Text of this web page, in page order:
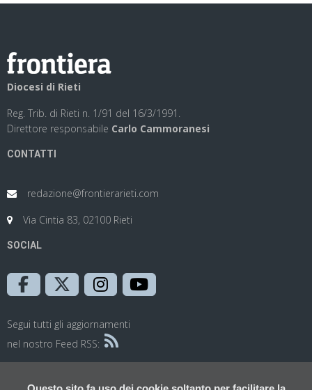
Diocesi di Rieti
Reg. Trib. di Rieti n. 1/91 del 16/3/1991.
Direttore responsabile Carlo Cammoranesi
CONTATTI
redazione@frontierarieti.com
Via Cintia 83, 02100 Rieti
SOCIAL
Segui tutti gli aggiornamenti
nel nostro Feed RSS: